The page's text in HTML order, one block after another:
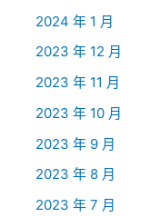
2024 年 1 月
2023 年 12 月
2023 年 11 月
2023 年 10 月
2023 年 9 月
2023 年 8 月
2023 年 7 月